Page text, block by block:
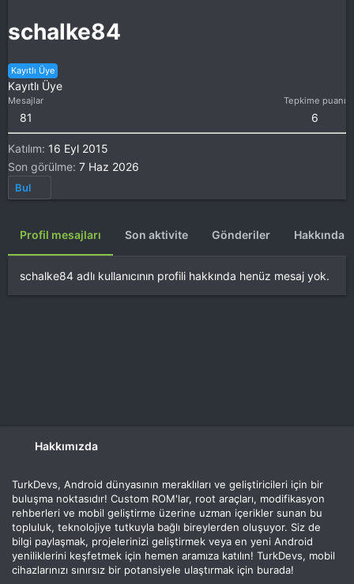
schalke84
Kayıtlı Üye
Kayıtlı Üye
Mesajlar
81
Tepkime puanı
6
Katılım 16 Eyl 2015
Son görülme 7 Haz 2026
Bul
Profil mesajları Son aktivite Gönderiler Hakkında
schalke84 adlı kullanıcının profili hakkında henüz mesaj yok.
Hakkımızda
TurkDevs, Android dünyasının meraklıları ve geliştiricileri için bir
buluşma noktasıdır! Custom ROM'lar, root araçları, modifikasyon
rehberleri ve mobil geliştirme üzerine uzman içerikler sunan bu
topluluk, teknolojiye tutkuyla bağlı bireylerden oluşuyor. Siz de
bilgi paylaşmak, projelerinizi geliştirmek veya en yeni Android
yeniliklerini keşfetmek için hemen aramıza katılın! TurkDevs, mobil
cihazlarınızı sınırsız bir potansiyele ulaştırmak için burada!